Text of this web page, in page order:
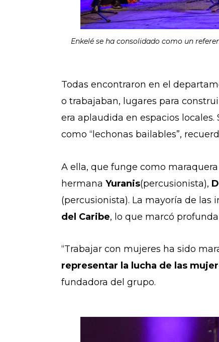
Enkelé se ha consolidado como un
Todas encontraron en el
o trabajaban, lugares para
era aplaudida en espacios
como “lechonas bailables”,
A ella, que funge como
hermana Yuranis(percusionista),
(percusionista). La mayoría de las
del Caribe, lo que marcó
“Trabajar con mujeres ha sido
representar la lucha de las
fundadora del grupo.